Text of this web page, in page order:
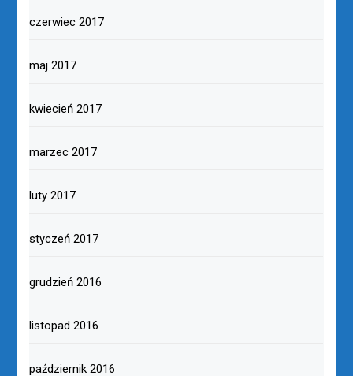
czerwiec 2017
maj 2017
kwiecień 2017
marzec 2017
luty 2017
styczeń 2017
grudzień 2016
listopad 2016
październik 2016